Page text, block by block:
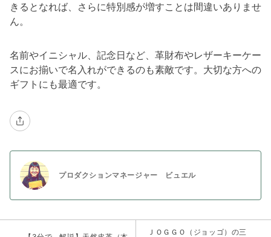
きるとなれば、さらに特別感が増すことは間違いありませ
ん。
名前やイニシャル、記念日など、革財布やレザーキーケー
スにお揃いで名入れができるのも素敵です。大切な方への
ギフトにも最適です。
プロダクションマネージャー ビュエル
ＪＯＧＧＯ（ジョッゴ）の三